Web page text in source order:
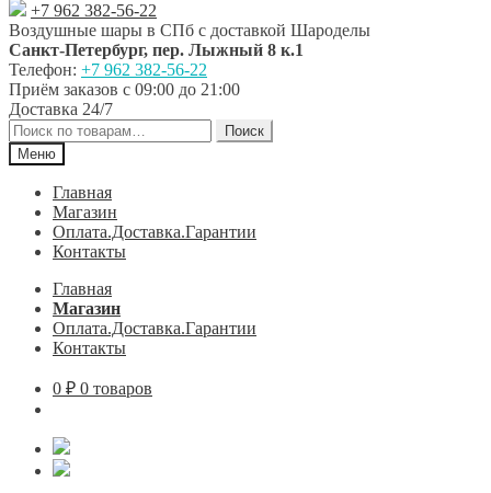
+7 962 382-56-22
Воздушные шары в СПб с доставкой Шароделы
Санкт-Петербург, пер. Лыжный 8 к.1
Телефон: +7 962 382-56-22
Приём заказов с 09:00 до 21:00
Доставка 24/7
Искать:
Поиск
Меню
Главная
Магазин
Оплата.Доставка.Гарантии
Контакты
Главная
Магазин
Оплата.Доставка.Гарантии
Контакты
0 ₽ 0 товаров